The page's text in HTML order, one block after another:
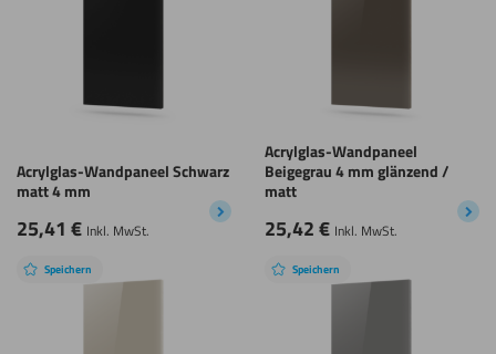
Acrylglas-Wandpaneel Schwarz
matt 4 mm
25,41 € Inkl. MwSt.
Acrylglas-Wandpaneel
Beigegrau 4 mm glänzend /
matt
25,42€ Inkl. MwSt.
Speichern Speichern